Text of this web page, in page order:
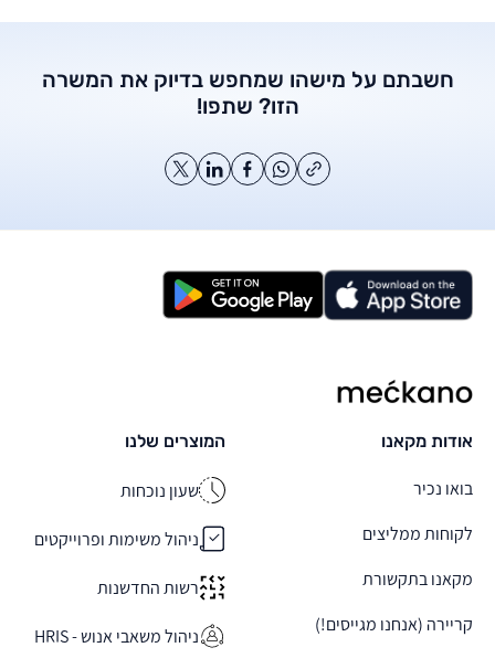
חשבתם על מישהו שמחפש בדיוק את המשרה
הזו? שתפו!
מקאנו
אודות מקאנו
בואו נכיר
לקוחות ממליצים
מקאנו בתקשורת
קריירה (אנחנו מגייסים!)
המוצרים שלנו
שעון נוכחות
ניהול משימות ופרוייקטים
רשות החדשנות
ניהול משאבי אנוש - HRIS